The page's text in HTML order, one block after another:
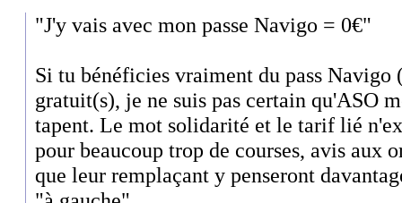
"J'y vais avec mon passe Navigo = 0€"
Si tu bénéficies vraiment du pass Navigo
gratuit(s), je ne suis pas certain qu'ASO
tapent. Le mot solidarité et le tarif lié
pour beaucoup trop de courses, avis aux
que leur remplaçant y penseront